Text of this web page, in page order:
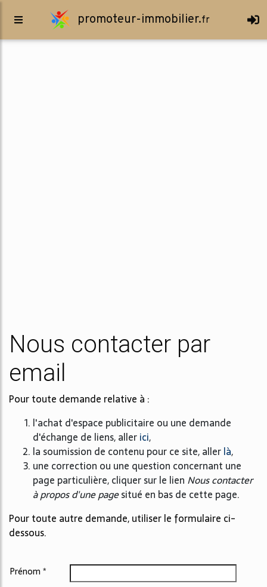
promoteur-immobilier.fr
Nous contacter par
email
Pour toute demande relative à :
l'achat d'espace publicitaire ou une demande
d'échange de liens, allerici,
la soumission de contenu pour ce site, allerlà,
une correction ou une question concernant une
page particulière, cliquer sur le lien Nous contacter
à propos d'une pagesitué en bas de cette page.
Pour toute autre demande, utiliser le formulaire ci-
dessous.
Prénom *